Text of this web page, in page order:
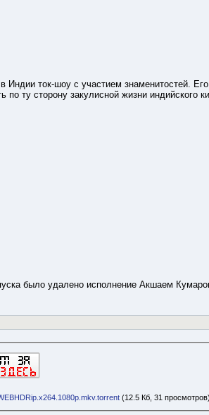
Индии ток-шоу с участием знаменитостей.
ту сторону закулисной жизни
было удалено исполнение Акшаем
(12.5 Кб, 31 просмотров)